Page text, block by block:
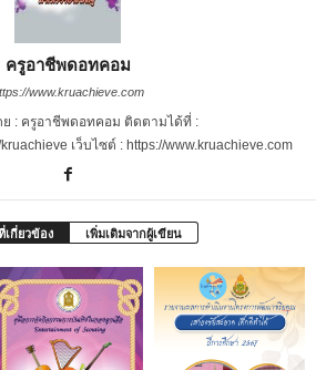
ครูอาชีพดอทคอม
www.kruachieve.com
: ครูอาชีพดอทคอม ติดตามได้ที่ :
เว็บไซต์ : https://www.kruachieve.com
กี่ยวข้อง เพิ่มเติมจากผู้เขียน